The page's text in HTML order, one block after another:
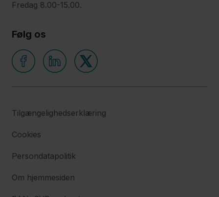
Fredag 8.00-15.00.
Følg os
Tilgængelighedserklæring
Cookies
Persondatapolitik
Om hjemmesiden